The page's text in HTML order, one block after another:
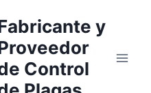
y
Control